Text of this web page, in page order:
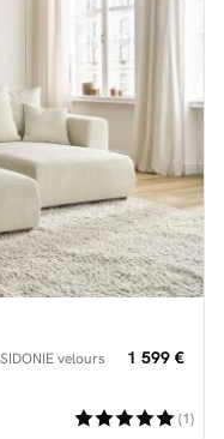
velours
1 599 €
(1)